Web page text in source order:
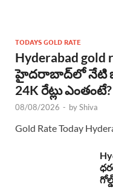
TODAYS GOLD RATE
Hyderabad gold
హైదరాబాద్‌లో నేటి
24K రేట్లు ఎంతంటే?
08/08/2026 - byShiva
Gold Rate Today